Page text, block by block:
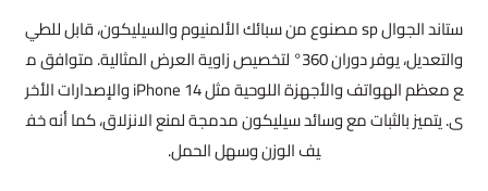
ستاند الجوال sp مصنوع من سبائك الألمنيوم والسيليكون، قابل للطي
والتعديل، يوفر دوران 360° لتخصيص زاوية العرض المثالية. متوافق م
ع معظم الهواتف والأجهزة اللوحية مثل iPhone 14 والإصدارات الأخر
ى. يتميز بالثبات مع وسائد سيليكون مدمجة لمنع الانزلاق، كما أنه خف
يف الوزن وسهل الحمل.